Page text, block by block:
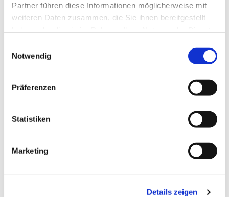
Partner führen diese Informationen möglicherweise mit
weiteren Daten zusammen, die Sie ihnen bereitgestellt
Notwendig
Präferenzen
Statistiken
Marketing
Details zeigen
Dies könnte Sie auch